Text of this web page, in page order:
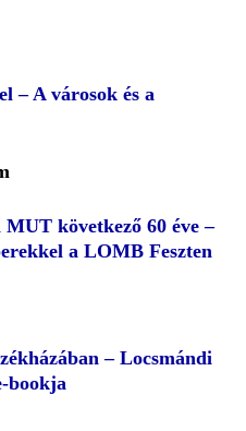
– A városok és a
következő 60 éve –
a LOMB Feszten
– Locsmándi
bookja